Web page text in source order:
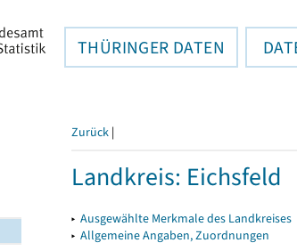
THÜRINGER DATEN
Zurück |
Landkreis: Eichsfeld
▸ Ausgewählte Merkmale des Landkreises
▸ Allgemeine Angaben, Zuordnungen